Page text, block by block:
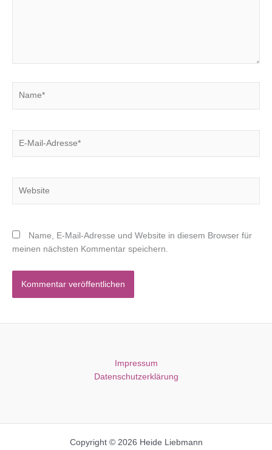
Mail-
Name, E-Mail-Adresse und Website in diesem Browser für
meinen nächsten Kommentar speichern.
Impressum
Datenschutzerklärung
Copyright © 2026 Heide Liebmann